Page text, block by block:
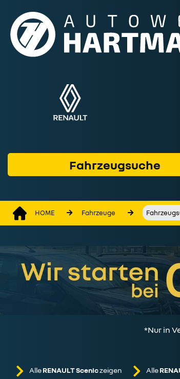
Fahrzeugsuche
HOME Fahrzeuge
Fahrzeuge
Marken & Modelle
Geschäftskunden
Finanzprodukte
*Nur in
AlleRENAULT Sceniczeigen Alle